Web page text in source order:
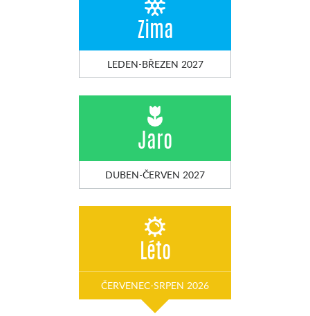
Zima
LEDEN-BŘEZEN 2027
Jaro
DUBEN-ČERVEN 2027
Léto
ČERVENEC-SRPEN 2026